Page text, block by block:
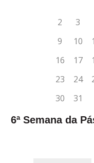
6ª Semana da